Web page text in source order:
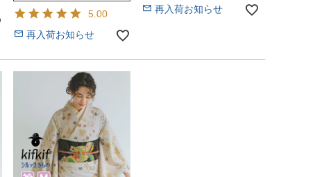
5.00
再入荷お知らせ
再入荷お知らせ